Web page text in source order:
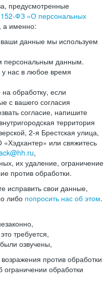
предусмотренные
152-ФЗ «О персональных
а именно:
ваши данные мы используем
персональным данным.
нас в любое время
на обработку, если
с вашего согласия
согласие, напишите
территория
2-я Брестская улица,
или свяжитесь
,
их удаление, ограничение
против обработки.
исправить свои данные,
либо попросить нас об этом.
требуется,
озвучены,
против обработки
обработки